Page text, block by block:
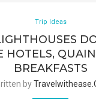
Trip Ideas
HOTELS,
BREAKFASTS
by